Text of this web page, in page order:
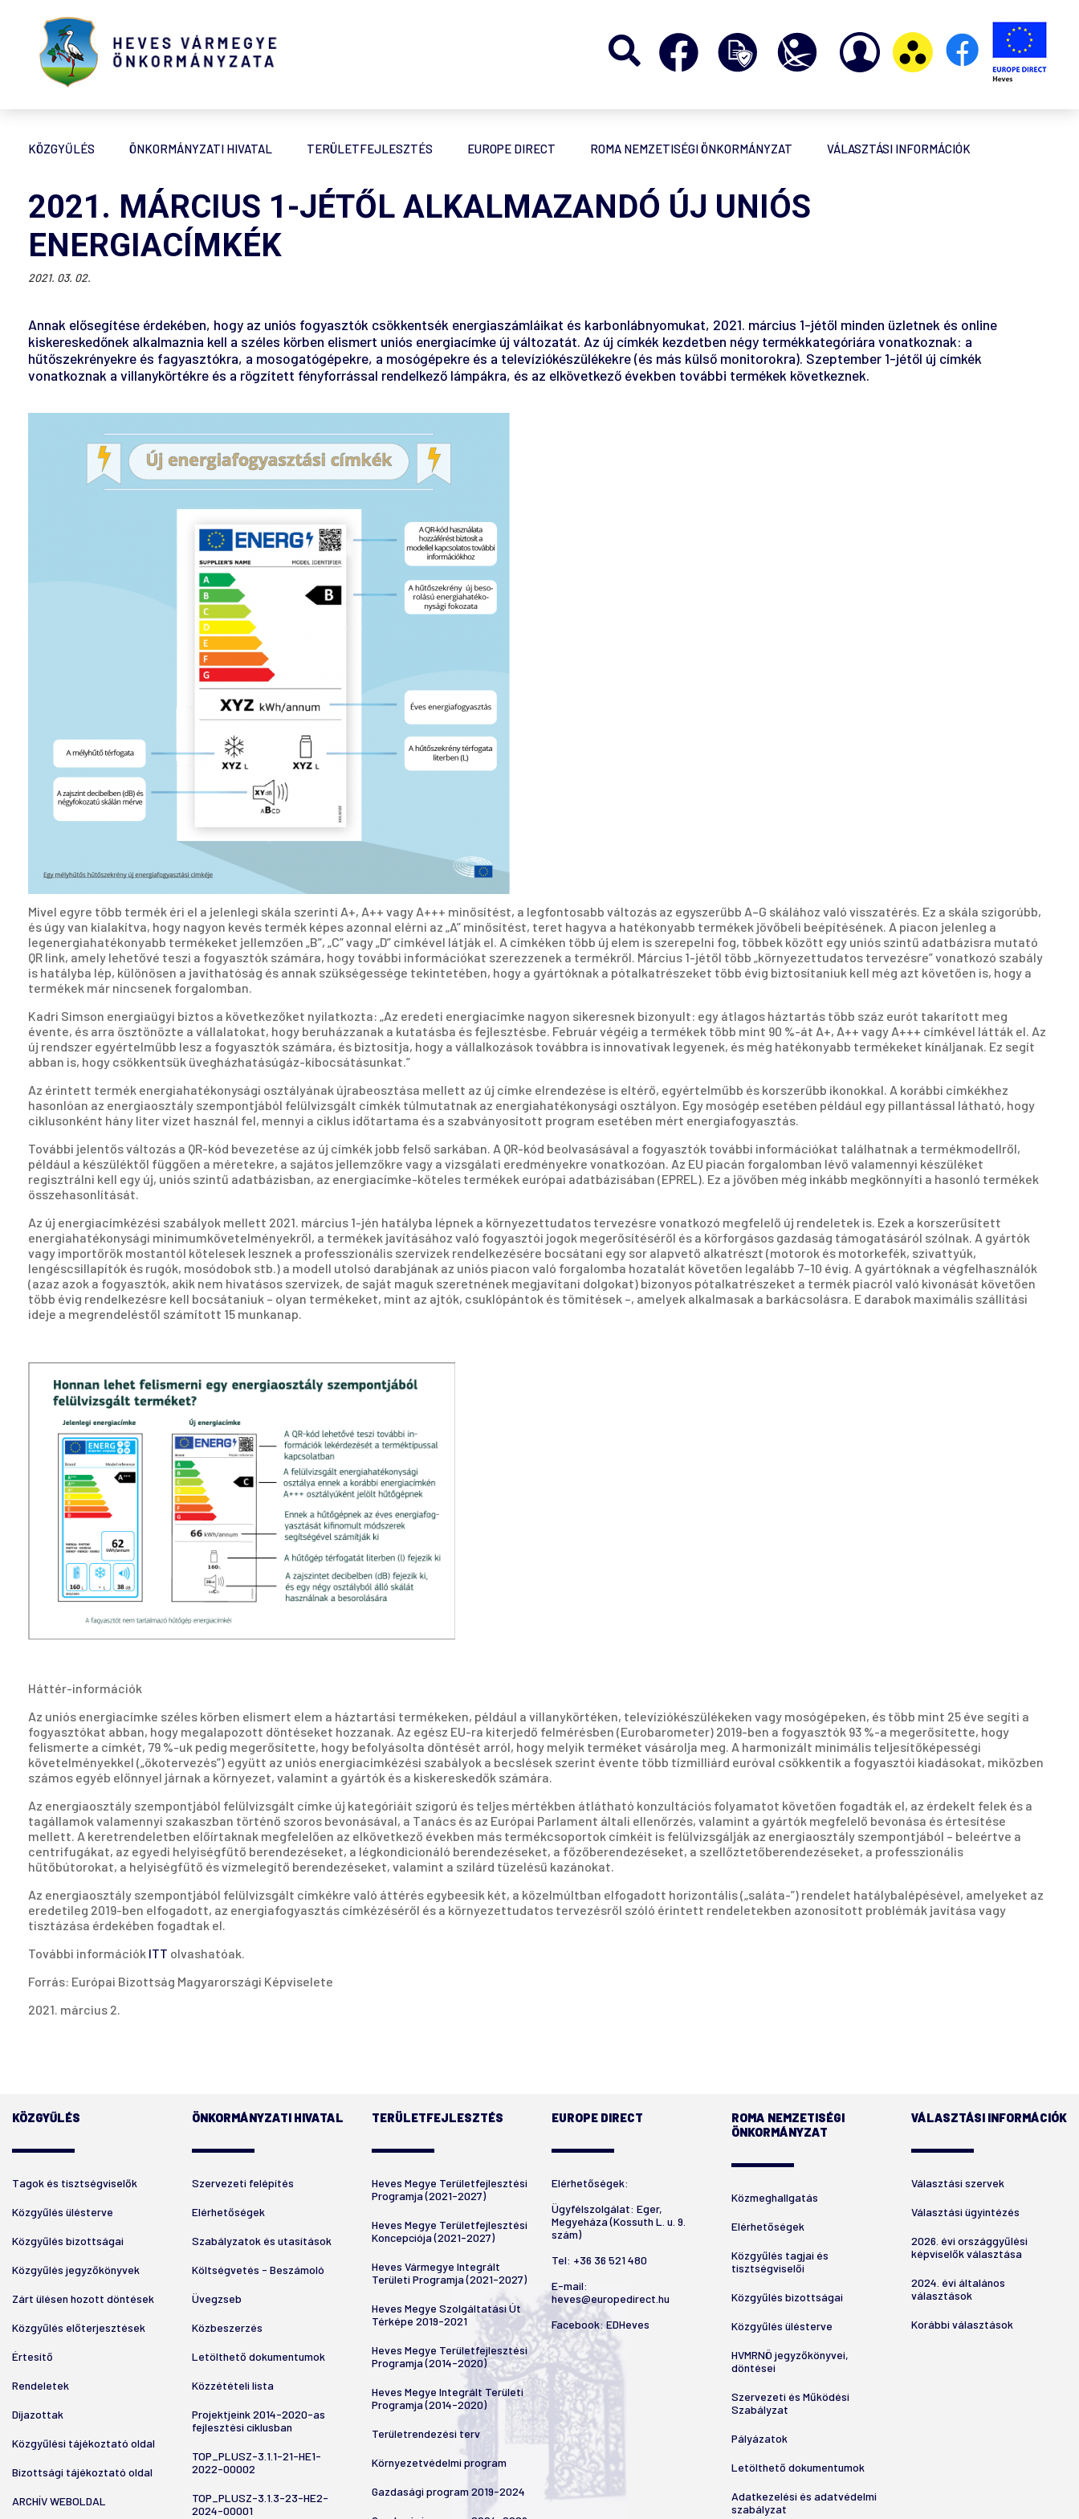
KÖZGYŰLÉS ÖNKORMÁNYZATI HIVATAL TERÜLETFEJLESZTÉS EUROPE DIRECT ROMA NEMZETISÉGI ÖNKORMÁNYZAT VÁLASZTÁSI INFORMÁCIÓK
2021. MÁRCIUS 1-JÉTŐL ALKALMAZANDÓ ÚJ UNIÓS
ENERGIACÍMKÉK
2021. 03. 02.
Annak elősegítése érdekében, hogy az uniós fogyasztók csökkentsék energiaszámláikat és karbonlábnyomukat, 2021. március 1-jétől minden üzletnek és online
kiskereskedőnek alkalmaznia kell a széles körben elismert uniós energiacímke új változatát. Az új címkék kezdetben négy termékkategóriára vonatkoznak: a
hűtőszekrényekre és fagyasztókra, a mosogatógépekre, a mosógépekre és a televíziókészülékekre (és más külső monitorokra). Szeptember 1-jétől új címkék
vonatkoznak a villanykörtékre és a rögzített fényforrással rendelkező lámpákra, és az elkövetkező években további termékek következnek.
Mivel egyre több termék éri el a jelenlegi skála szerinti A+, A++ vagy A+++ minősítést, a legfontosabb változás az egyszerűbb A–G skálához való visszatérés. Ez a skála szigorúbb,
és úgy van kialakítva, hogy nagyon kevés termék képes azonnal elérni az „A” minősítést, teret hagyva a hatékonyabb termékek jövőbeli beépítésének. A piacon jelenleg a
legenergiahatékonyabb termékeket jellemzően „B”, „C” vagy „D” címkével látják el. A címkéken több új elem is szerepelni fog, többek között egy uniós szintű adatbázisra mutató
QR link, amely lehetővé teszi a fogyasztók számára, hogy további információkat szerezzenek a termékről. Március 1-jétől több „környezettudatos tervezésre” vonatkozó szabály
is hatályba lép, különösen a javíthatóság és annak szükségessége tekintetében, hogy a gyártóknak a pótalkatrészeket több évig biztosítaniuk kell még azt követően is, hogy a
termékek már nincsenek forgalomban.
Kadri Simson energiaügyi biztos a következőket nyilatkozta: „Az eredeti energiacímke nagyon sikeresnek bizonyult: egy átlagos háztartás több száz eurót takarított meg
évente, és arra ösztönözte a vállalatokat, hogy beruházzanak a kutatásba és fejlesztésbe. Február végéig a termékek több mint 90 %-át A+, A++ vagy A+++ címkével látták el. Az
új rendszer egyértelműbb lesz a fogyasztók számára, és biztosítja, hogy a vállalkozások továbbra is innovatívak legyenek, és még hatékonyabb termékeket kínáljanak. Ez segít
abban is, hogy csökkentsük üvegházhatásúgáz-kibocsátásunkat.”
Az érintett termék energiahatékonysági osztályának újrabeosztása mellett az új címke elrendezése is eltérő, egyértelműbb és korszerűbb ikonokkal. A korábbi címkékhez
hasonlóan az energiaosztály szempontjából felülvizsgált címkék túlmutatnak az energiahatékonysági osztályon. Egy mosógép esetében például egy pillantással látható, hogy
ciklusonként hány liter vizet használ fel, mennyi a ciklus időtartama és a szabványosított program esetében mért energiafogyasztás.
További jelentős változás a QR-kód bevezetése az új címkék jobb felső sarkában. A QR-kód beolvasásával a fogyasztók további információkat találhatnak a termékmodellről,
például a készüléktől függően a méretekre, a sajátos jellemzőkre vagy a vizsgálati eredményekre vonatkozóan. Az EU piacán forgalomban lévő valamennyi készüléket
regisztrálni kell egy új, uniós szintű adatbázisban, az energiacímke-köteles termékek európai adatbázisában (EPREL). Ez a jövőben még inkább megkönnyíti a hasonló termékek
összehasonlítását.
Az új energiacímkézési szabályok mellett 2021. március 1-jén hatályba lépnek a környezettudatos tervezésre vonatkozó megfelelő új rendeletek is. Ezek a korszerűsített
energiahatékonysági minimumkövetelményekről, a termékek javításához való fogyasztói jogok megerősítéséről és a körforgásos gazdaság támogatásáról szólnak. A gyártók
vagy importőrök mostantól kötelesek lesznek a professzionális szervizek rendelkezésére bocsátani egy sor alapvető alkatrészt (motorok és motorkefék, szivattyúk,
lengéscsillapítók és rugók, mosódobok stb.) a modell utolsó darabjának az uniós piacon való forgalomba hozatalát követően legalább 7–10 évig. A gyártóknak a végfelhasználók
(azaz azok a fogyasztók, akik nem hivatásos szervizek, de saját maguk szeretnének megjavítani dolgokat) bizonyos pótalkatrészeket a termék piacról való kivonását követően
több évig rendelkezésre kell bocsátaniuk – olyan termékeket, mint az ajtók, csuklópántok és tömítések –, amelyek alkalmasak a barkácsolásra. E darabok maximális szállítási
ideje a megrendeléstől számított 15 munkanap.
Háttér-információk
Az uniós energiacímke széles körben elismert elem a háztartási termékeken, például a villanykörtéken, televíziókészülékeken vagy mosógépeken, és több mint 25 éve segíti a
fogyasztókat abban, hogy megalapozott döntéseket hozzanak. Az egész EU-ra kiterjedő felmérésben (Eurobarometer) 2019-ben a fogyasztók 93 %-a megerősítette, hogy
felismerte a címkét, 79 %-uk pedig megerősítette, hogy befolyásolta döntését arról, hogy melyik terméket vásárolja meg. A harmonizált minimális teljesítőképességi
követelményekkel („ökotervezés”) együtt az uniós energiacímkézési szabályok a becslések szerint évente több tízmilliárd euróval csökkentik a fogyasztói kiadásokat, miközben
számos egyéb előnnyel járnak a környezet, valamint a gyártók és a kiskereskedők számára.
Az energiaosztály szempontjából felülvizsgált címke új kategóriáit szigorú és teljes mértékben átlátható konzultációs folyamatot követően fogadták el, az érdekelt felek és a
tagállamok valamennyi szakaszban történő szoros bevonásával, a Tanács és az Európai Parlament általi ellenőrzés, valamint a gyártók megfelelő bevonása és értesítése
mellett. A keretrendeletben előírtaknak megfelelően az elkövetkező években más termékcsoportok címkéit is felülvizsgálják az energiaosztály szempontjából – beleértve a
centrifugákat, az egyedi helyiségfűtő berendezéseket, a légkondicionáló berendezéseket, a főzőberendezéseket, a szellőztetőberendezéseket, a professzionális
hűtőbútorokat, a helyiségfűtő és vízmelegítő berendezéseket, valamint a szilárd tüzelésű kazánokat.
Az energiaosztály szempontjából felülvizsgált címkékre való áttérés egybeesik két, a közelmúltban elfogadott horizontális („saláta-”) rendelet hatálybalépésével, amelyeket az
eredetileg 2019-ben elfogadott, az energiafogyasztás címkézéséről és a környezettudatos tervezésről szóló érintett rendeletekben azonosított problémák javítása vagy
tisztázása érdekében fogadtak el.
További információk ITT olvashatóak.
Forrás: Európai Bizottság Magyarországi Képviselete
2021. március 2.
KÖZGYŰLÉS
Tagok és tisztségviselők
Közgyűlés ülésterve
Közgyűlés bizottságai
Közgyűlés jegyzőkönyvek
Zárt ülésen hozott döntések
Közgyűlés előterjesztések
Értesítő
Rendeletek
Díjazottak
Közgyűlési tájékoztató oldal
Bizottsági tájékoztató oldal
ARCHÍV WEBOLDAL
ÖNKORMÁNYZATI HIVATAL
Szervezeti felépítés
Elérhetőségek
Szabályzatok és utasítások
Költségvetés - Beszámoló
Üvegzseb
Közbeszerzés
Letölthető dokumentumok
Közzétételi lista
Projektjeink 2014-2020-as
fejlesztési ciklusban
TOP_PLUSZ-3.1.1-21-HE1-
2022-00002
TOP_PLUSZ-3.1.3-23-HE2-
2024-00001
TERÜLETFEJLESZTÉS
Heves Megye Területfejlesztési
Programja (2021-2027)
Heves Megye Területfejlesztési
Koncepciója (2021-2027)
Heves Vármegye Integrált
Területi Programja (2021-2027)
Heves Megye Szolgáltatási Út
Térképe 2019-2021
Heves Megye Területfejlesztési
Programja (2014-2020)
Heves Megye Integrált Területi
Programja (2014-2020)
Területrendezési terv
Környezetvédelmi program
Gazdasági program 2019-2024
EUROPE DIRECT
Elérhetőségek:
Ügyfélszolgálat: Eger,
Megyeháza (Kossuth L. u. 9.
szám)
Tel: +36 36 521 480
E-mail:
heves@europedirect.hu
Facebook: EDHeves
ROMA NEMZETISÉGI
ÖNKORMÁNYZAT
Közmeghallgatás
Elérhetőségek
Közgyűlés tagjai és
tisztségviselői
Közgyűlés bizottságai
Közgyűlés ülésterve
HVMRNÖ jegyzőkönyvei,
döntései
Szervezeti és Működési
Szabályzat
Pályázatok
Letölthető dokumentumok
Adatkezelési és adatvédelmi
szabályzat
VÁLASZTÁSI INFORMÁCIÓK
Választási szervek
Választási ügyintézés
2026. évi országgyűlési
képviselők választása
2024. évi általános
választások
Korábbi választások